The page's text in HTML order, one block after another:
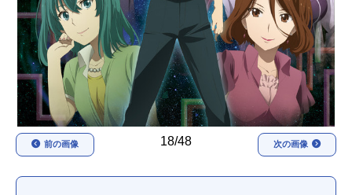
18/48
前の画像 次の画像